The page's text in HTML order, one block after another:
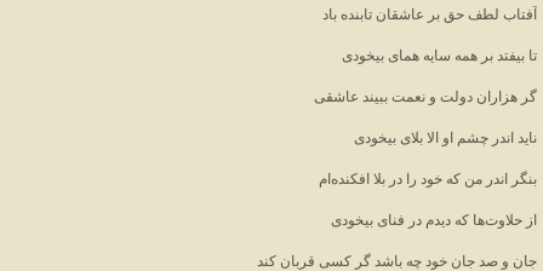
آفتاب لطف حق بر عاشقان تابنده باد
تا بیفتد بر همه سایه همای بیخودی
گر هزاران دولت و نعمت ببیند عاشقی
ناید اندر چشم او الا بلای بیخودی
بنگر اندر من که خود را در بلا افکنده‌ام
از حلاوت‌ها که دیدم در فنای بیخودی
جان و صد جان خود چه باشد گر کسی قربان کند